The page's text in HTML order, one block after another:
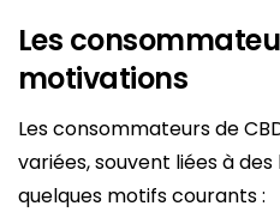
Les
motivations
Les consommateurs de
variées, souvent liées à
quelques motifs courants :